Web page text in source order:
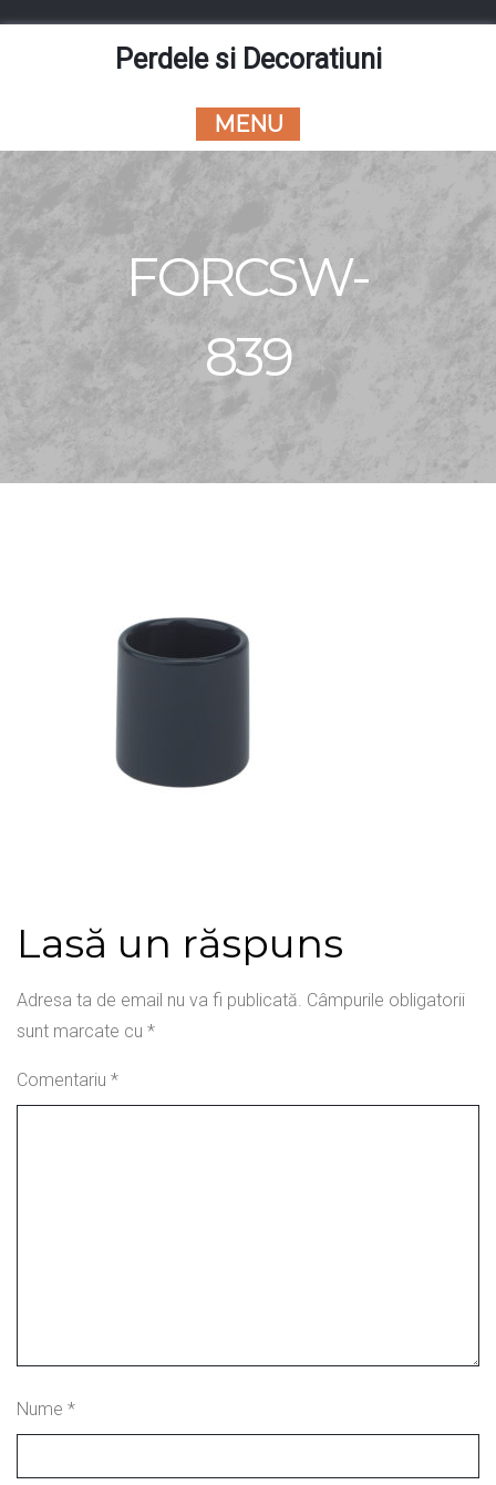
Perdele si Decoratiuni
MENU
FORCSW-
839
Lasă un răspuns
Adresa ta de email nu va fi publicată. Câmpurile obligatorii
sunt marcate cu *
Comentariu *
Nume *